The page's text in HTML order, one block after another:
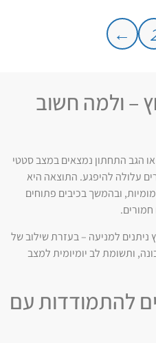
←
– ולמה חשוב
הגב התחתון נמצאים במצב סטטי
עלולה להיפגע. התוצאה היא
ובהמשך בכיבים פתוחים
חמורים.
למניעה – בעזרת שילוב של
ותשומת לב יומיומית למצב
להתמודדות עם